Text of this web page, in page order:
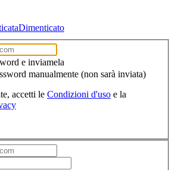
Dimenticato
e inviamela
manualmente (non sarà inviata)
accetti le Condizioni d'uso e la